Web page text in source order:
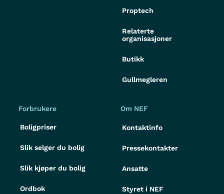
Proptech
Relaterte
organisasjoner
Butikk
Gullmegleren
Forbrukere
Boligpriser
Slik selger du bolig
Slik kjøper du bolig
Ordbok
Om NEF
Kontaktinfo
Pressekontakter
Ansatte
Styret i NEF